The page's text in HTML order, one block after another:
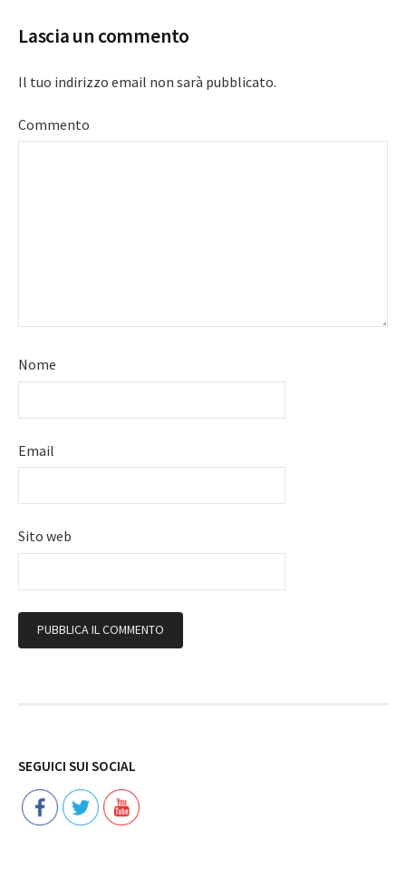
Lascia un commento
Il tuo indirizzo email non sarà pubblicato.
Commento
Nome
Email
Sito web
SEGUICI SUI SOCIAL